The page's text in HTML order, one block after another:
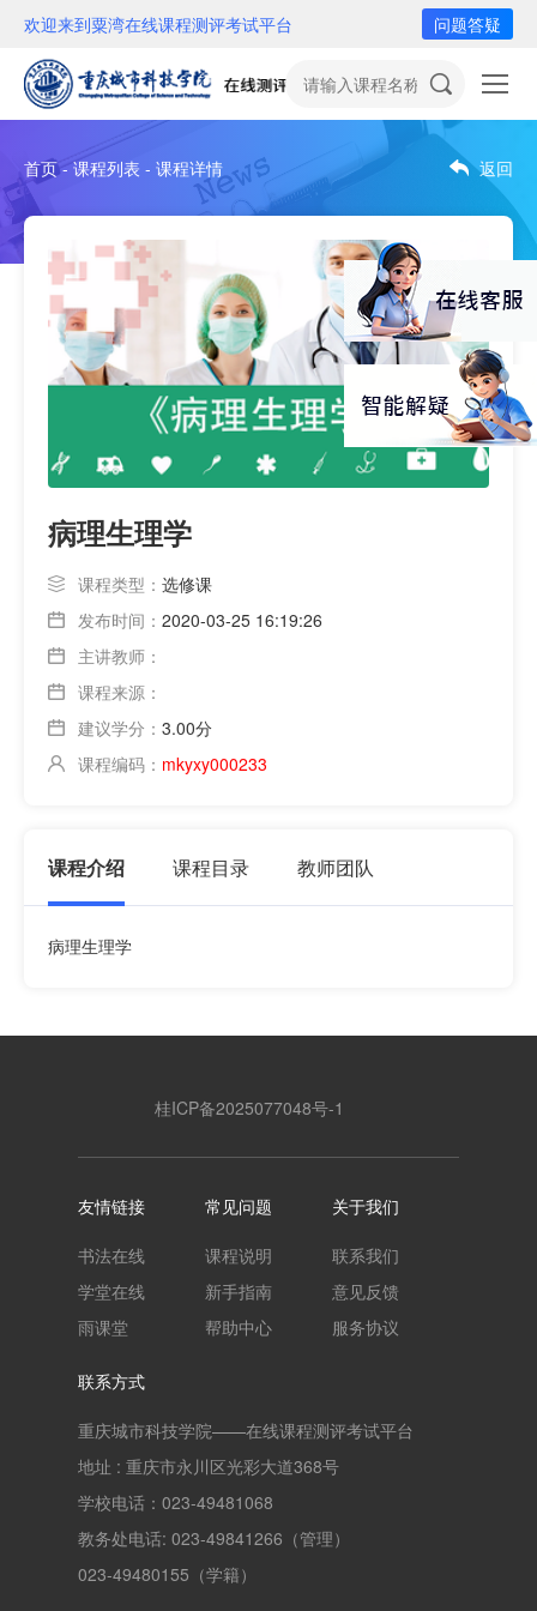
欢迎来到粟湾在线课程测评考试平台 问题答疑
首页 - 课程列表 - 课程详情 返回
病理生理学
课程类型： 选修课
发布时间： 2020-03-25 16:19:26
主讲教师：
课程来源：
建议学分： 3.00分
课程编码： mkyxy000233
课程介绍 课程目录 教师团队
病理生理学
桂ICP备2025077048号-1
友情链接
书法在线
学堂在线
雨课堂
常见问题
课程说明
新手指南
帮助中心
关于我们
联系我们
意见反馈
服务协议
联系方式
重庆城市科技学院——在线课程测评考试平台
地址 : 重庆市永川区光彩大道368号
学校电话：023-49481068
教务处电话: 023-49841266（管理）
023-49480155（学籍）